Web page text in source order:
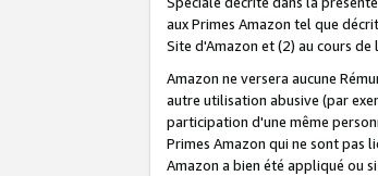
aux Primes Amazon tel que
Site d'Amazon et (2) au cours
Amazon ne versera aucune
autre utilisation abusive (par
participation d'une même
Primes Amazon qui ne sont pas
Amazon a bien été appliqué ou